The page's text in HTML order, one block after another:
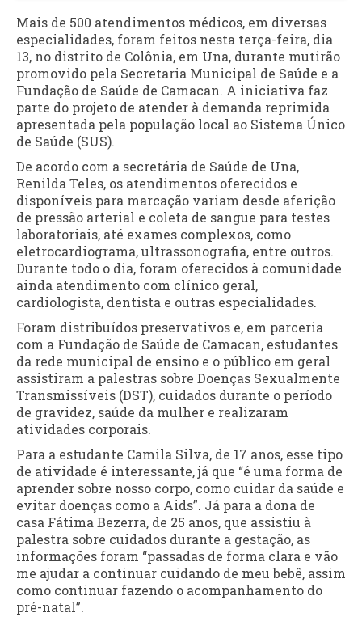
Mais de 500 atendimentos médicos, em diversas
especialidades, foram feitos nesta terça-feira, dia
13, no distrito de Colônia, em Una, durante mutirão
promovido pela Secretaria Municipal de Saúde e a
Fundação de Saúde de Camacan. A iniciativa faz
parte do projeto de atender à demanda reprimida
apresentada pela população local ao Sistema Único
de Saúde (SUS).
De acordo com a secretária de Saúde de Una,
Renilda Teles, os atendimentos oferecidos e
disponíveis para marcação variam desde aferição
de pressão arterial e coleta de sangue para testes
laboratoriais, até exames complexos, como
eletrocardiograma, ultrassonografia, entre outros.
Durante todo o dia, foram oferecidos à comunidade
ainda atendimento com clínico geral,
cardiologista, dentista e outras especialidades.
Foram distribuídos preservativos e, em parceria
com a Fundação de Saúde de Camacan, estudantes
da rede municipal de ensino e o público em geral
assistiram a palestras sobre Doenças Sexualmente
Transmissíveis (DST), cuidados durante o período
de gravidez, saúde da mulher e realizaram
atividades corporais.
Para a estudante Camila Silva, de 17 anos, esse tipo
de atividade é interessante, já que “é uma forma de
aprender sobre nosso corpo, como cuidar da saúde e
evitar doenças como a Aids”. Já para a dona de
casa Fátima Bezerra, de 25 anos, que assistiu à
palestra sobre cuidados durante a gestação, as
informações foram “passadas de forma clara e vão
me ajudar a continuar cuidando de meu bebê, assim
como continuar fazendo o acompanhamento do
pré-natal”.